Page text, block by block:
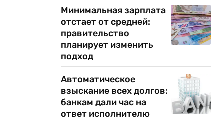
Минимальная зарплата
отстает от средней:
правительство
планирует изменить
подход
Автоматическое
взыскание всех долгов:
банкам дали час на
ответ исполнителю